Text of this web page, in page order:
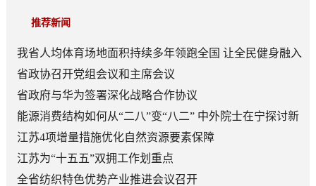
推荐新闻
我省人均体育场地面积持续多年领跑全国 让全民健身融入
日常成为风尚
省政协召开党组会议和主席会议
省政府与华为签署深化战略合作协议
能源消费结构如何从“二八”变“八二” 中外院士在宁探讨新
型能源体系建设
江苏4项增量措施优化自然资源要素保障
江苏为“十五五”双拥工作划重点
全省纺织特色优势产业推进会议召开